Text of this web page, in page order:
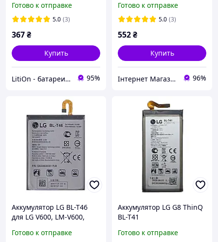
G900N, LM-G910EMW,
LMG910EMW
Готово к отправке
5.0 (3)
367₴
Купить
LitiOn - батареи и аккумуляторы 95%
Готово к отправке
5.0 (3)
552₴
Купить
Інтернет Магазин "max-it.com.ua" 96%
Аккумулятор LG BL-T46
для LG V600, LM-V600,
Готово к отправке
Аккумулятор LG G8 ThinQ
BL-T41
Готово к отправке